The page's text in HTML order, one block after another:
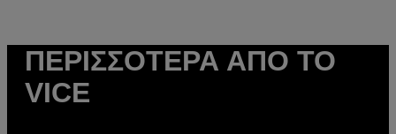
ΠΕΡΙΣΣΌΤΕΡΑ ΑΠΌ ΤΟ
VICE